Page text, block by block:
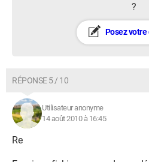
?
Posez
RÉPONSE 5 / 10
Utilisateur anonyme
14 août 2010 à 16:45
Re